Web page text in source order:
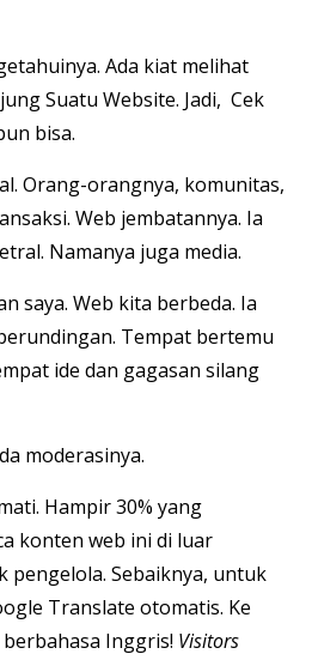
Ada kiat melihat
Suatu Website. Jadi, Cek
bisa.
Orang-orangnya, komunitas,
Web jembatannya. Ia
Namanya juga media.
saya. Web kita berbeda. Ia
Tempat bertemu
ide dan gagasan silang
moderasinya.
Hampir 30% yang
konten web ini di luar
pengelola. Sebaiknya, untuk
Translate otomatis. Ke
Inggris! Visitors